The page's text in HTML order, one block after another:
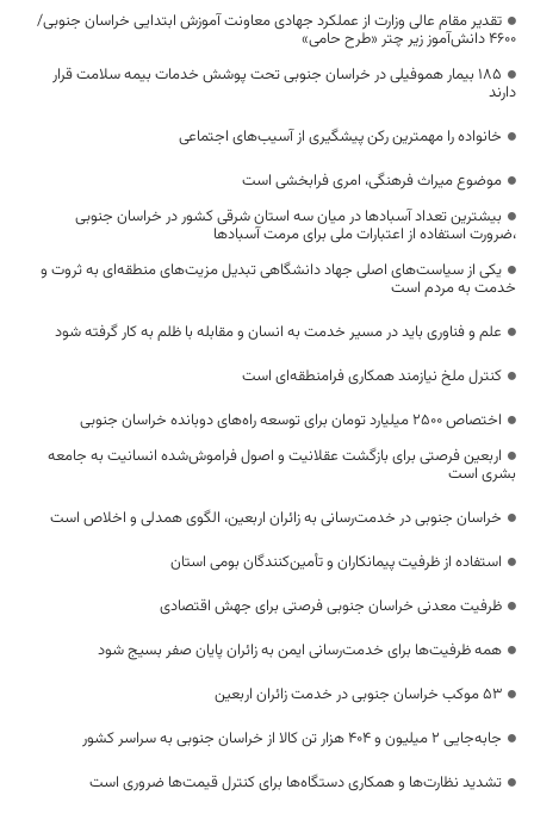
تقدیر مقام عالی وزارت از عملکرد جهادی معاونت آموزش ابتدایی خراسان جنوبی/
۴۶۰۰ دانش‌آموز زیر چتر «طرح حامی»
۱۸۵ بیمار هموفیلی در خراسان جنوبی تحت پوشش خدمات بیمه سلامت قرار
دارند
خانواده را مهمترین رکن پیشگیری از آسیب‌های اجتماعی
موضوع میراث فرهنگی، امری فرابخشی است
بیشترین تعداد آسبادها در میان سه استان شرقی کشور در خراسان جنوبی
،ضرورت استفاده از اعتبارات ملی برای مرمت آسبادها
یکی از سیاست‌های اصلی جهاد دانشگاهی تبدیل مزیت‌های منطقه‌ای به ثروت و
خدمت به مردم است
علم و فناوری باید در مسیر خدمت به انسان و مقابله با ظلم به کار گرفته شود
کنترل ملخ نیازمند همکاری فرامنطقه‌ای است
اختصاص 2500 میلیارد تومان برای توسعه راه‌های دوبانده خراسان جنوبی
اربعین فرصتی برای بازگشت عقلانیت و اصول فراموش‌شده انسانیت به جامعه
بشری است
خراسان جنوبی در خدمت‌رسانی به زائران اربعین، الگوی همدلی و اخلاص است
استفاده از ظرفیت پیمانکاران و تأمین‌کنندگان بومی استان
ظرفیت معدنی خراسان جنوبی فرصتی برای جهش اقتصادی
همه ظرفیت‌ها برای خدمت‌رسانی ایمن به زائران پایان صفر بسیج شود
53 موکب خراسان جنوبی در خدمت زائران اربعین
جابه‌جایی 2 میلیون و 404 هزار تن کالا از خراسان جنوبی به سراسر کشور
تشدید نظارت‌ها و همکاری دستگاه‌ها برای کنترل قیمت‌ها ضروری است